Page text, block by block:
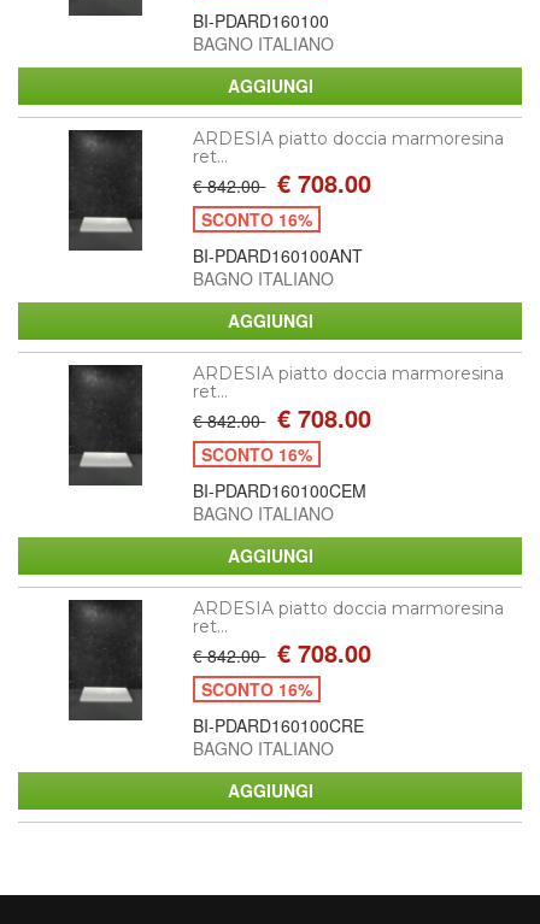
BI-PDARD160100
BAGNO ITALIANO
ARDESIA piatto doccia marmoresina
ret...
€ 842.00 € 708.00
SCONTO 16%
BI-PDARD160100ANT
BAGNO ITALIANO
ARDESIA piatto doccia marmoresina
ret...
€ 842.00 € 708.00
SCONTO 16%
BI-PDARD160100CEM
BAGNO ITALIANO
ARDESIA piatto doccia marmoresina
ret...
€ 842.00 € 708.00
SCONTO 16%
BI-PDARD160100CRE
BAGNO ITALIANO